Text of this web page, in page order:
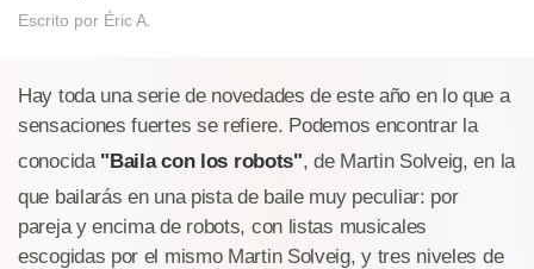
Escrito por Éric A.
Hay toda una serie de novedades de este año en lo que a
sensaciones fuertes se refiere. Podemos encontrar la
conocida "Baila con los robots", de Martin Solveig, en la
que bailarás en una pista de baile muy peculiar: por
pareja y encima de robots, con listas musicales
escogidas por el mismo Martin Solveig, y tres niveles de